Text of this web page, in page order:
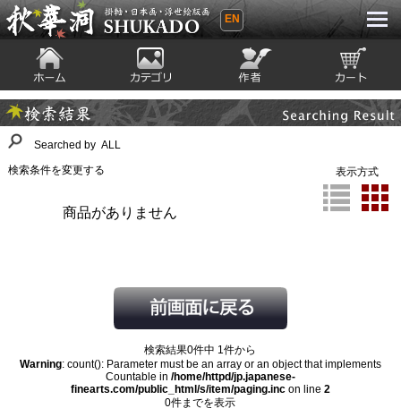
秋華洞 SHUKADO 掛軸・日本画・浮世
EN
ホーム カテゴリ 絵師 カート
検索結果
Searched by ALL
検索条件を変更する
表示方式
商品がありません
検索結果0件中 1件から
Warning: count(): Parameter must be an array or an object that implements
Countable in /home/httpd/jp.japanese-
finearts.com/public_html/s/item/paging.incon line 2
0件までを表示